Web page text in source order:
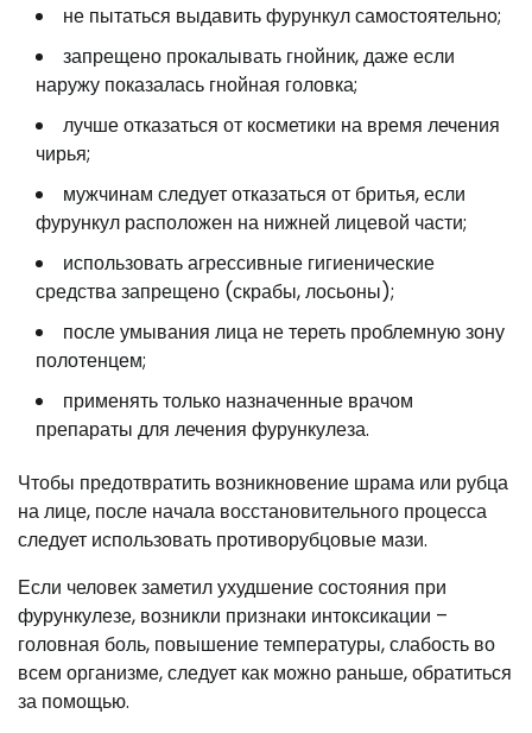
не пытаться выдавить фурункул самостоятельно;
запрещено прокалывать гнойник, даже если
наружу показалась гнойная головка;
лучше отказаться от косметики на время лечения
чирья;
мужчинам следует отказаться от бритья, если
фурункул расположен на нижней лицевой части;
использовать агрессивные гигиенические
средства запрещено (скрабы, лосьоны);
после умывания лица не тереть проблемную зону
полотенцем;
применять только назначенные врачом
препараты для лечения фурункулеза.
Чтобы предотвратить возникновение шрама или рубца
на лице, после начала восстановительного процесса
следует использовать противорубцовые мази.
Если человек заметил ухудшение состояния при
фурункулезе, возникли признаки интоксикации –
головная боль, повышение температуры, слабость во
всем организме, следует как можно раньше, обратиться
за помощью.